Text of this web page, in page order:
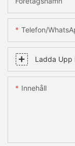
Telefon/
Ladda Upp
Innehåll